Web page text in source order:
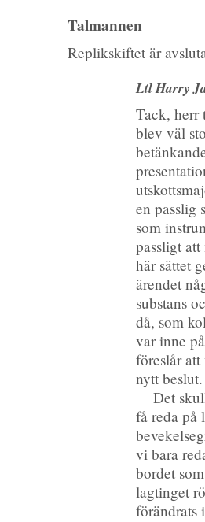
Talmannen
Replikskiftet är
Ltl Harry
Tack, herr
blev väl
en passlig
som
passligt
här sättet
ärendet
substans
då, som
var inne
föreslår
nytt beslut.
Det
få reda på
vi bara
bordet
lagtinget
förändrats